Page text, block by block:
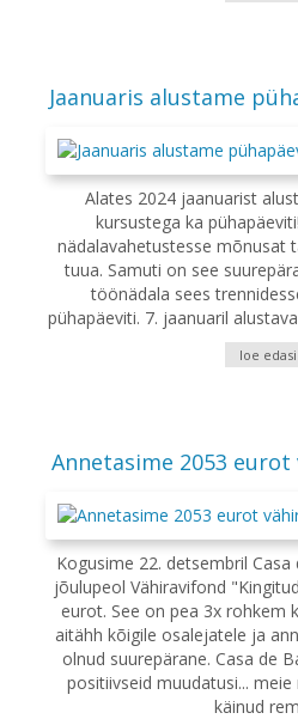
Jaanuaris alustame
Alates 2024 jaanuarist
kursustega ka
nädalavahetustesse mõnusat
tuua. Samuti on see
töönädala sees
pühapäeviti. 7. jaanuaril
loe edasi
Annetasime 2053
Kogusime 22. detsembril
jõulupeol Vähiravifond
eurot. See on pea 3x rohkem
aitähh kõigile osalejatele ja
olnud suurepärane. Casa de
positiivseid muudatusi...
käinud